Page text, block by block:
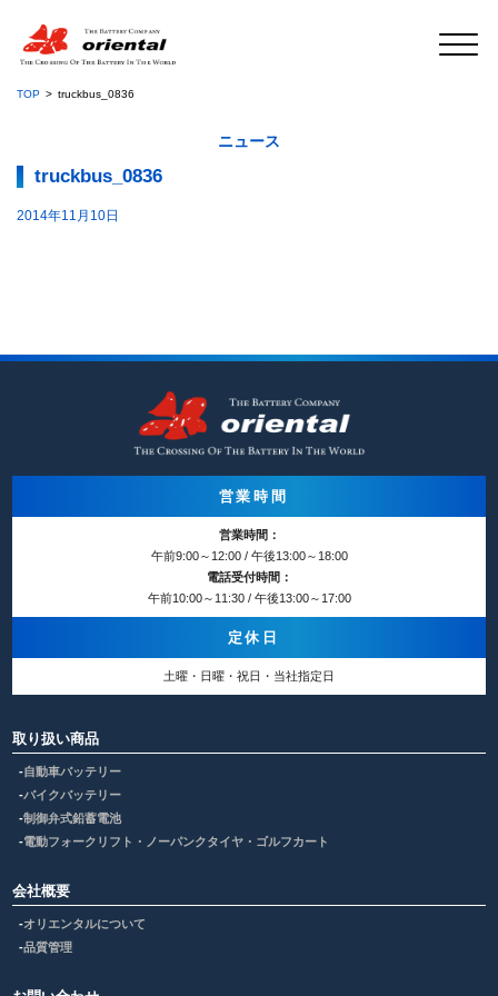
TOP truckbus_0836
ニュース
truckbus_0836
2014年11月10日
営業時間
営業時間：
午前9:00～12:00 / 午後13:00～18:00
電話受付時間：
午前10:00～11:30 / 午後13:00～17:00
定休日
土曜・日曜・祝日・当社指定日
取り扱い商品
自動車バッテリー
バイクバッテリー
制御弁式鉛蓄電池
電動フォークリフト・ノーパンクタイヤ・ゴルフカート
会社概要
オリエンタルについて
品質管理